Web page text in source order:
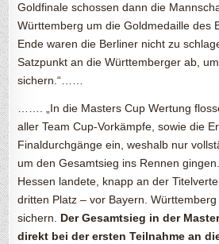
Goldfinale schossen dann die
Württemberg um die Goldmedaille des
Ende waren die Berliner nicht zu
Satzpunkt an die Württemberger ab,
sichern.“……
……. „In die Masters Cup Wertung
aller Team Cup-Vorkämpfe, sowie die
Finaldurchgänge ein, weshalb nur
um den Gesamtsieg ins Rennen
Hessen landete, knapp an der
dritten Platz – vor Bayern.
sichern. Der Gesamtsieg in der
direkt bei der ersten Teilnahme an